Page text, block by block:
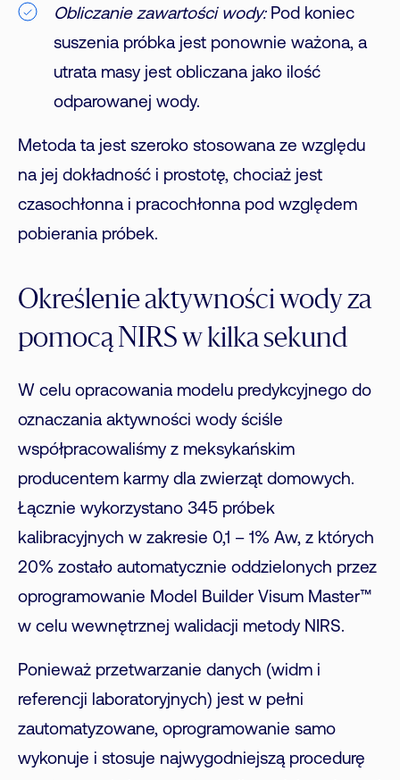
Obliczanie zawartości wody:Pod koniec
suszenia próbka jest ponownie ważona, a
utrata masy jest obliczana jako ilość
odparowanej wody.
Metoda ta jest szeroko stosowana ze względu
na jej dokładność i prostotę, chociaż jest
czasochłonna i pracochłonna pod względem
pobierania próbek.
Określenie aktywności wody za
pomocą NIRS w kilka sekund
W celu opracowania modelu predykcyjnego do
oznaczania aktywności wody ściśle
współpracowaliśmy z meksykańskim
producentem karmy dla zwierząt domowych.
Łącznie wykorzystano 345 próbek
kalibracyjnych w zakresie 0,1 – 1% Aw, z których
20% zostało automatycznie oddzielonych przez
oprogramowanie Model Builder Visum Master™
w celu wewnętrznej walidacji metody NIRS.
Ponieważ przetwarzanie danych (widm i
referencji laboratoryjnych) jest w pełni
zautomatyzowane, oprogramowanie samo
wykonuje i stosuje najwygodniejszą procedurę